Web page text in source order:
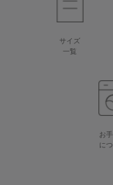
サイズ
一覧
お
に